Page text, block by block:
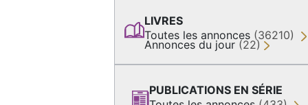
LIVRES
Toutes les annonces (36210)
Annonces du jour (22)
PUBLICATIONS EN SÉRIE